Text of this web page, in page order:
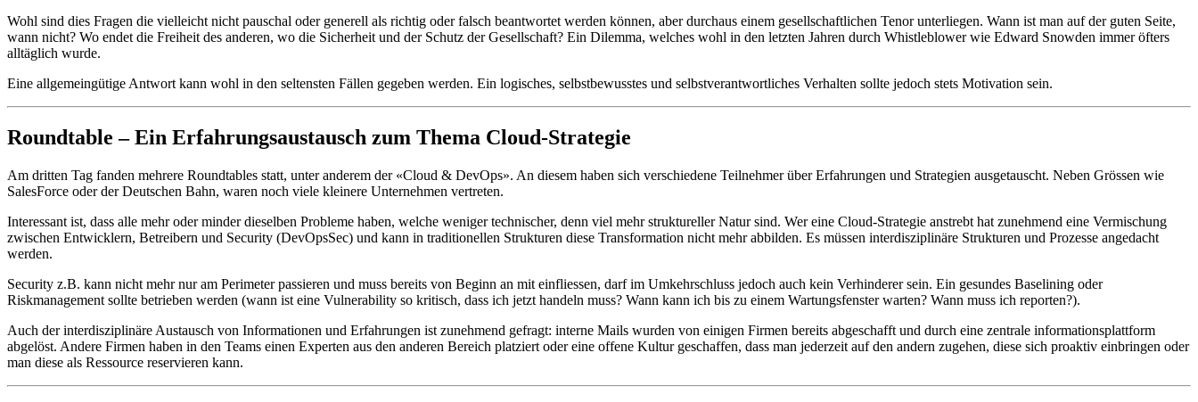
Wohl sind dies Fragen die vielleicht nicht pauschal oder generell als richtig oder falsch beantwortet werden können, aber durchaus einem gesellschaftlichen Tenor unterliegen. Wann ist man auf der guten Seite,
wann nicht? Wo endet die Freiheit des anderen, wo die Sicherheit und der Schutz der Gesellschaft? Ein Dilemma, welches wohl in den letzten Jahren durch Whistleblower wie Edward Snowden immer öfters
alltäglich wurde.
Eine allgemeingütige Antwort kann wohl in den seltensten Fällen gegeben werden. Ein logisches, selbstbewusstes und selbstverantwortliches Verhalten sollte jedoch stets Motivation sein.
Roundtable – Ein Erfahrungsaustausch zum Thema Cloud-Strategie
Am dritten Tag fanden mehrere Roundtables statt, unter anderem der «Cloud & DevOps». An diesem haben sich verschiedene Teilnehmer über Erfahrungen und Strategien ausgetauscht. Neben Grössen wie
SalesForce oder der Deutschen Bahn, waren noch viele kleinere Unternehmen vertreten.
Interessant ist, dass alle mehr oder minder dieselben Probleme haben, welche weniger technischer, denn viel mehr struktureller Natur sind. Wer eine Cloud-Strategie anstrebt hat zunehmend eine Vermischung
zwischen Entwicklern, Betreibern und Security (DevOpsSec) und kann in traditionellen Strukturen diese Transformation nicht mehr abbilden. Es müssen interdisziplinäre Strukturen und Prozesse angedacht
werden.
Security z.B. kann nicht mehr nur am Perimeter passieren und muss bereits von Beginn an mit einfliessen, darf im Umkehrschluss jedoch auch kein Verhinderer sein. Ein gesundes Baselining oder
Riskmanagement sollte betrieben werden (wann ist eine Vulnerability so kritisch, dass ich jetzt handeln muss? Wann kann ich bis zu einem Wartungsfenster warten? Wann muss ich reporten?).
Auch der interdisziplinäre Austausch von Informationen und Erfahrungen ist zunehmend gefragt: interne Mails wurden von einigen Firmen bereits abgeschafft und durch eine zentrale informationsplattform
abgelöst. Andere Firmen haben in den Teams einen Experten aus den anderen Bereich platziert oder eine offene Kultur geschaffen, dass man jederzeit auf den andern zugehen, diese sich proaktiv einbringen oder
man diese als Ressource reservieren kann.